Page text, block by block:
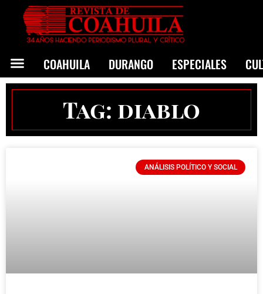
COAHUILA DURANGO ESPECIALES
Tag: diablo
ANÁLISIS POLÍTICO Y SOCIAL